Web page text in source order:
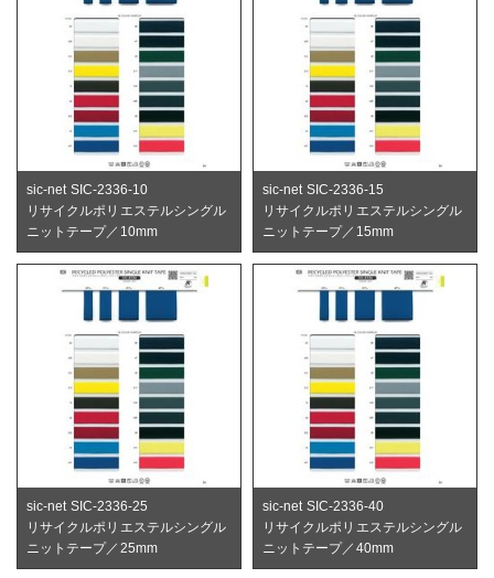
sic-net SIC-2336-10
リサイクルポリエステルシングル
ニットテープ／10mm
sic-net SIC-2336-15
リサイクルポリエステルシングル
ニットテープ／15mm
sic-net SIC-2336-25
リサイクルポリエステルシングル
ニットテープ／25mm
sic-net SIC-2336-40
リサイクルポリエステルシングル
ニットテープ／40mm